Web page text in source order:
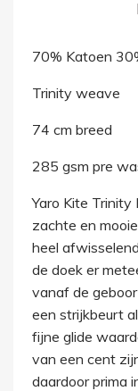
70% Katoen
Trinity weave
74 cm breed
285 gsm pre
Yaro Kite Trinity
zachte en
heel
de doek er
vanaf de
een strijkbeurt
fijne glide
van een cent
daardoor prima